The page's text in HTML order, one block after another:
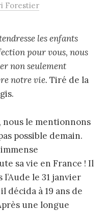
Forestier
les enfants
pourvous, nous
non seulement
notre vie. Tiré de la
nous le mentionnons
possible demain.
sa vie en France ! Il
le 31 janvier
décida à 19 ans de
une longue